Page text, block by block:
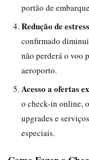
portão de
Redução de
confirmado diminui
não perderá o voo
aeroporto.
Acesso a ofertas
o check-in online,
upgrades e
especiais.